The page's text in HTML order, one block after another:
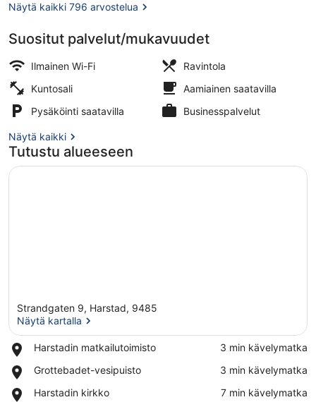
Presidential-sviitti | Minibaari,
Näytä kaikki 796 arvostelua
Suositut palvelut/mukavuudet
Ilmainen Wi-Fi
Ravintola
Kuntosali
Aamiainen saatavilla
Pysäköinti saatavilla
Businesspalvelut
Näytä kaikki
Tutustu alueeseen
Strandgaten 9, Harstad, 9485
Näytä kartalla
Harstadin matkailutoimisto
Place,
matkailutoimisto
‪3 min kävelymatka‬
Grottebadet-vesipuisto
Place,
vesipuisto
‪3 min kävelymatka‬
Harstadin kirkko
Place,
‪7 min kävelymatka‬